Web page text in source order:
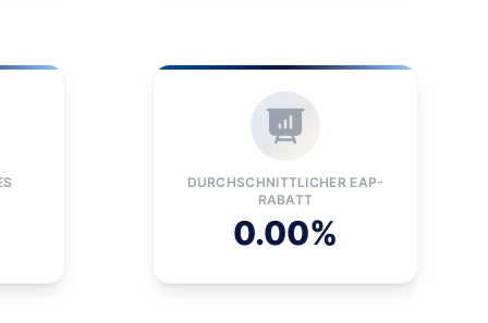
DURCHSCHNITTLICHER EAP-
RABATT
0.00%